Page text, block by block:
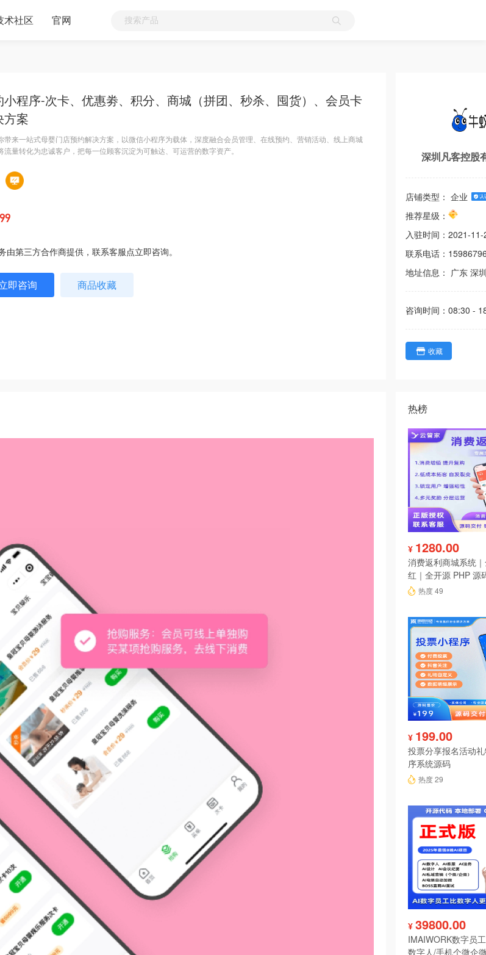
术社区 官网
程序-次卡、优惠劵、积分、商城（拼团、秒杀、囤货）、会员卡
方案
带来一站式母婴门店预约解决方案，以微信小程序为载体，深度融合会员管理、在线预约、营销活动、线上商城
流量转化为忠诚客户，把每一位顾客沉淀为可触达、可运营的数字资产。
由第三方合作商提供，联系客服点立即咨询。
即咨询 商品收藏
深圳凡客控股
店铺类型： 企业
推荐星级：
入驻时间： 2021-11-
联系电话：
地址信息： 广东 深
咨询时间： 08:30 -
收藏
热榜
¥ 1280.00
消费返利商城系统
红｜全开源 PHP 源
热度 49
¥ 199.00
投票分享报名活动
序系统源码
热度 29
¥ 39800.00
IMAIWORK数字员
数字人/手机个微企